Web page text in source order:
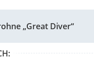
„Great Diver“